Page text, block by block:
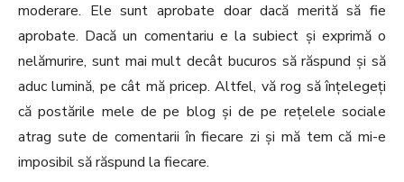
moderare. Ele sunt aprobate doar dacă merită să fie
aprobate. Dacă un comentariu e la subiect și exprimă o
nelămurire, sunt mai mult decât bucuros să răspund și să
aduc lumină, pe cât mă pricep. Altfel, vă rog să înțelegeți
că postările mele de pe blog și de pe rețelele sociale
atrag sute de comentarii în fiecare zi și mă tem că mi-e
imposibil să răspund la fiecare.